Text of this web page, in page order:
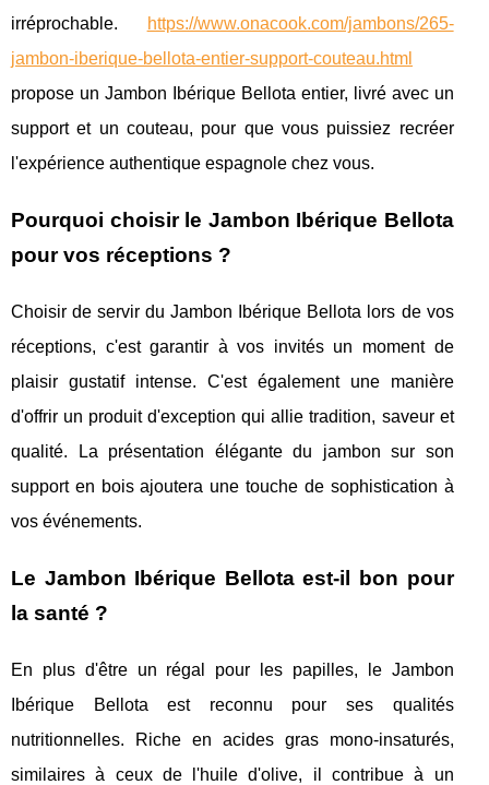
irréprochable.
https://www.onacook.com/jambons/265-
jambon-iberique-bellota-entier-support-couteau.html
propose un Jambon Ibérique Bellota entier, livré avec un
support et un couteau, pour que vous puissiez recréer
l'expérience authentique espagnole chez vous.
Pourquoi choisir le Jambon Ibérique Bellota
pour vos réceptions ?
Choisir de servir du Jambon Ibérique Bellota lors de vos
réceptions, c'est garantir à vos invités un moment de
plaisir gustatif intense. C'est également une manière
d'offrir un produit d'exception qui allie tradition, saveur et
qualité. La présentation élégante du jambon sur son
support en bois ajoutera une touche de sophistication à
vos événements.
Le Jambon Ibérique Bellota est-il bon pour
la santé ?
En plus d'être un régal pour les papilles, le Jambon
Ibérique Bellota est reconnu pour ses qualités
nutritionnelles. Riche en acides gras mono-insaturés,
similaires à ceux de l'huile d'olive, il contribue à un